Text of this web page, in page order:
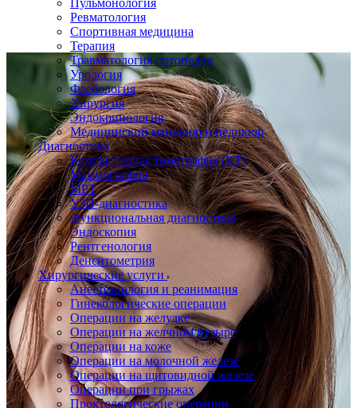
Пульмонология
Ревматология
Спортивная медицина
Терапия
Травматология-ортопедия
Урология
Флебология
Хирургия
Эндокринология
Медицинский маникюр и педикюр
Диагностика
Компьютерная томография (КТ)
Маммография
МРТ
УЗИ-диагностика
Функциональная диагностика
Эндоскопия
Рентгенология
Денситометрия
Хирургические услуги
Анестезиология и реанимация
Гинекологические операции
Операции на желудке
Операции на желчном пузыре
Операции на коже
Операции на молочной железе
Операции на щитовидной железе
Операции при грыжах
Проктологические операции